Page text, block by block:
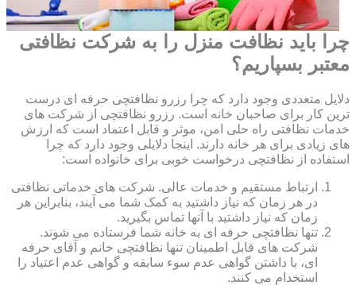
چرا باید نظافت منزل را به شرکت نظافتی
معتبر بسپاریم؟
دلایل متعددی وجود دارد که چرا رزرو نظافتچی حرفه ای درست
ترین کار برای صاحبان خانه است. رزرو نظافتچی از شرکت های
خدمات نظافتی راه حلی امن، موثر و قابل اعتماد است که ارزش
های زیادی برای هر خانه دارند. اینجا دلایلی وجود دارد که چرا
استفاده از نظافتچی درخواست خوبی برای خانواده است:
ارتباط مستقیم و خدمات عالی. شرکت های خدماتی نظافتی
در هر زمان که نیاز داشتید به کمک شما می آیند، بنابراین هر
زمان که نیاز داشتید با آنها تماس بگیرید.
تنها نظافتچی حرفه ای به خانه شما فرستاده می شوند.
شرکت های قابل اطمینان تنها نظافتچی خانم و آقای حرفه
ای، با داشتن گواهی عدم سوء سابقه و گواهی عدم اعتیاد را
استخدام می کنند.